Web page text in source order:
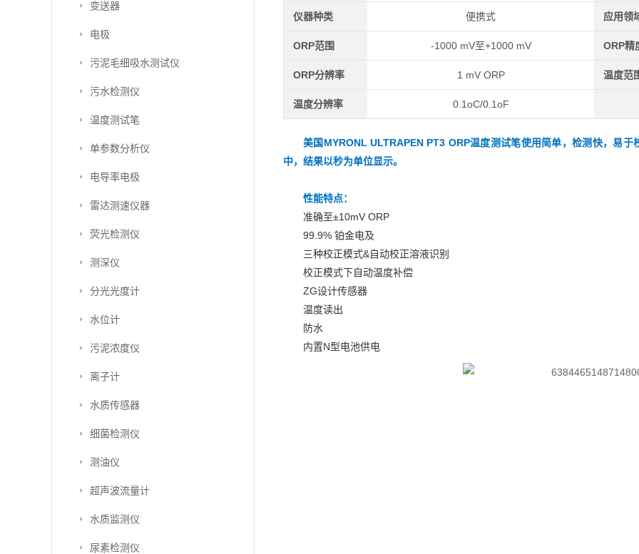
变送器
电极
污泥毛细吸水测试仪
污水检测仪
温度测试笔
单参数分析仪
电导率电极
雷达测速仪器
荧光检测仪
测深仪
分光光度计
水位计
污泥浓度仪
离子计
水质传感器
细菌检测仪
测油仪
超声波流量计
水质监测仪
尿素检测仪
仪器种类 便携式 应用领
ORP范围 -1000 mV至+1000 mV ORP精
ORP分辨率 1 mV ORP 温度范
温度分辨率 0.1oC/0.1oF
美国MYRONL ULTRAPEN PT3 ORP温度测试笔使用简单，检测快，易于
中，结果以秒为单位显示。
性能特点：
准确至±10mV ORP
99.9% 铂金电及
三种校正模式&自动校正溶液识别
校正模式下自动温度补偿
ZG设计传感器
温度读出
防水
内置N型电池供电